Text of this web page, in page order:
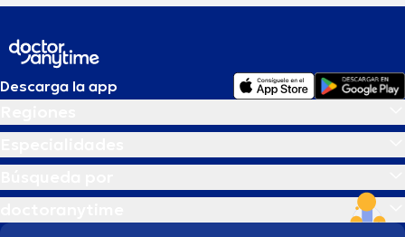
Descarga la app